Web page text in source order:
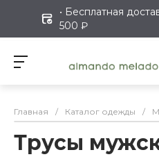
• Бесплатная
500 ₽
Главная / Каталог одежды /
Трусы